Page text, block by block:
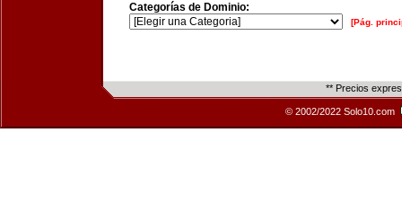
Categorías de Dominio:
[Pág.
** Precios
© 2002/2022 Solo10.com